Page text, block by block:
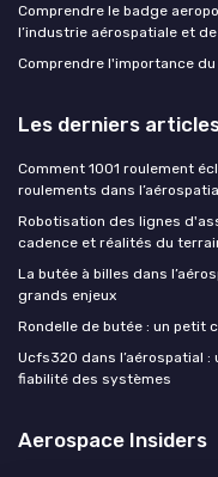
Comprendre le badge
l’industrie aérospatiale et
Comprendre l'importance
Les derniers
Comment 1001 roulement
roulements dans
Robotisation des lignes
cadence et réalités du
La butée à billes dans
grands enjeux
Rondelle de butée : un petit
Ucfs320 dans l’aérospatial
fiabilité des systèmes
Aerospace Insiders